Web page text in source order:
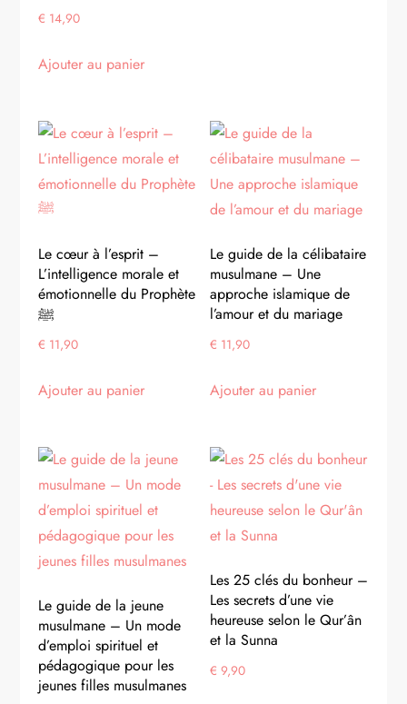
€ 14,90
Ajouter au panier
Le cœur à l’esprit –
L’intelligence morale et
émotionnelle du Prophète
ﷺ
€ 11,90
Ajouter au panier
Le guide de la célibataire
musulmane – Une
approche islamique de
l’amour et du mariage
€ 11,90
Ajouter au panier
Le guide de la jeune
musulmane – Un mode
d’emploi spirituel et
pédagogique pour les
jeunes filles musulmanes
Les 25 clés du bonheur –
Les secrets d’une vie
heureuse selon le Qur’ân
et la Sunna
€ 9,90